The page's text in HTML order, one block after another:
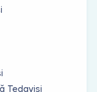
Tedavisi